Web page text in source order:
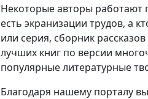
Некоторые авторы работают
есть экранизации трудов, а
или серия, сборник
лучших книг по версии
популярные литературные
Благодаря нашему порталу